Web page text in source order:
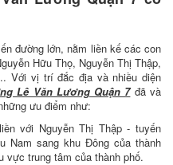
đường lớn, nằm liền kế các con
Hữu Thọ, Nguyễn Thị Thập,
Với vị trí đắc địa và nhiều diện
Lê Văn Lương Quận 7đã và
ưu điểm như:
với Nguyễn Thị Thập - tuyến
Nam sang khu Đông của thành
vực trung tâm của thành phố.